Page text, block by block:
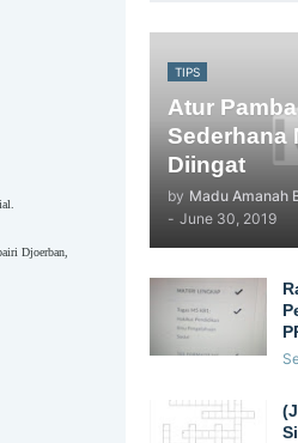
Djoerban,
TIPS
Atur
Sederhana
Diingat
by Madu Amanah
- June 30, 2019